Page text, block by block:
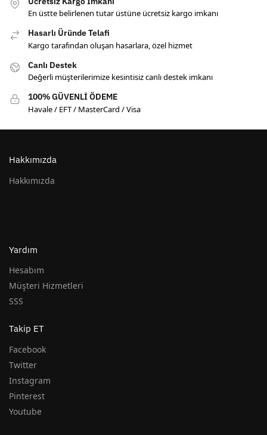
En üstte belirlenen tutar üstüne ücretsiz kargo imkanı
Hasarlı Üründe Telafi
Kargo tarafından oluşan hasarlara, özel hizmet
Canlı Destek
Değerli müşterilerimize kesintisiz canlı destek imkanı
100% GÜVENLİ ÖDEME
Havale / EFT / MasterCard / Visa
Hakkımızda
Hakkımızda
Yardım
Hesabım
Müşteri Hizmetleri
SSS
Takip ET
Facebook
Twitter
Instagram
Pinterest
Youtube